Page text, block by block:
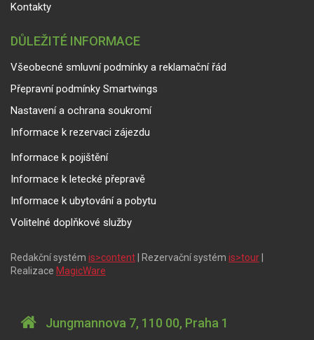
Kontakty
DŮLEŽITÉ INFORMACE
Všeobecné smluvní podmínky a reklamační řád
Přepravní podmínky Smartwings
Nastavení a ochrana soukromí
Informace k rezervaci zájezdu
Informace k pojištění
Informace k letecké přepravě
Informace k ubytování a pobytu
Volitelné doplňkové služby
Redakční systém is>content | Rezervační systém is>tour
Realizace MagicWare
Jungmannova 7, 110 00, Praha 1